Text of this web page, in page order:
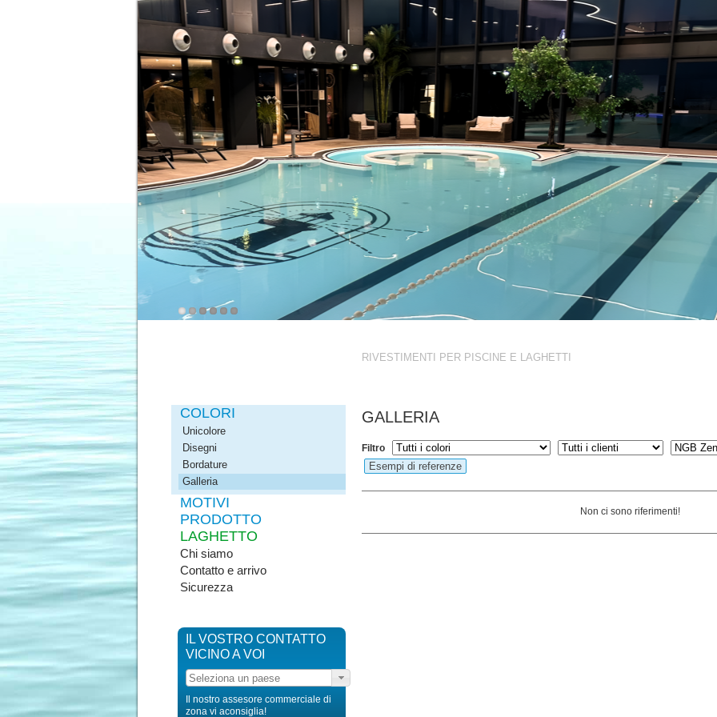
RIVESTIMENTI PER PISCINE E LAGHETTI
COLORI
Unicolore
Disegni
Bordature
Galleria
MOTIVI
PRODOTTO
LAGHETTO
Chi siamo
Contatto e arrivo
Sicurezza
IL VOSTRO CONTATTO
VICINO A VOI
Il nostro assesore commerciale di
zona vi aconsiglia!
GALLERIA
Filtro
Esempi di referenze
Non ci sono riferimenti!